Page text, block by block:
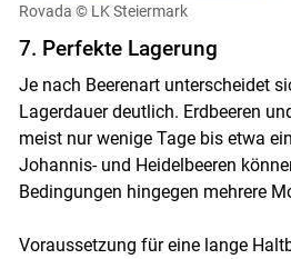
Rovada © LK Steiermark
7. Perfekte Lagerung
Je nach Beerenart unterscheidet
Lagerdauer deutlich. Erdbeeren
meist nur wenige Tage bis etwa
Johannis- und Heidelbeeren
Bedingungen hingegen mehrere
Voraussetzung für eine lange